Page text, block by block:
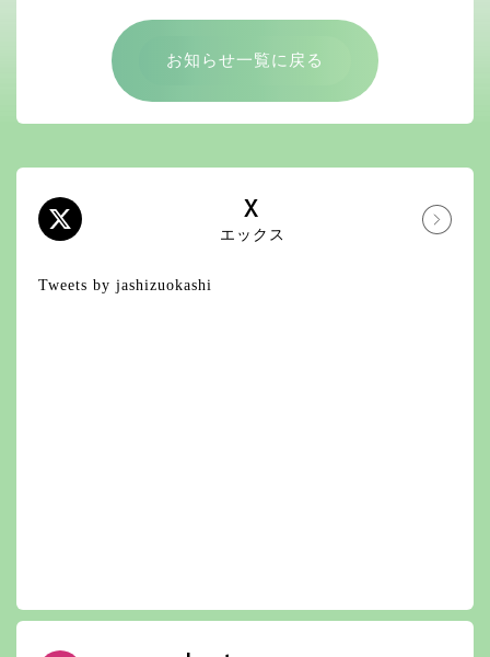
お知らせ一覧に戻る
X
エックス
Tweets by jashizuokashi